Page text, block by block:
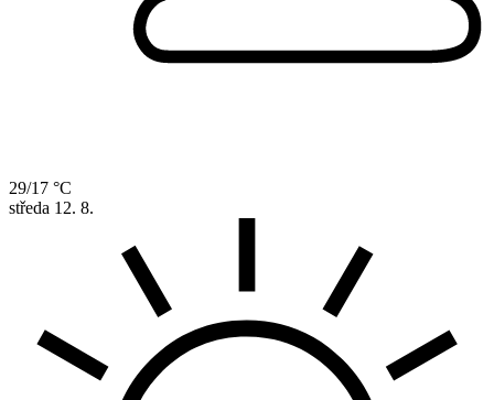
29/17 °C
středa 12. 8.